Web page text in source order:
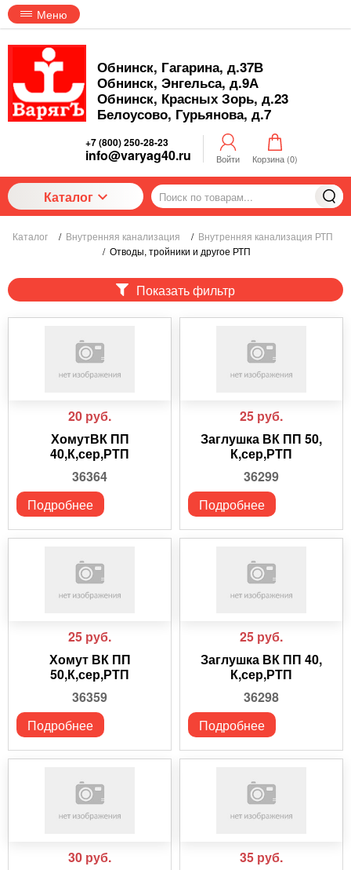
Меню
Обнинск, Гагарина, д.37В
Обнинск, Энгельса, д.9А
Обнинск, Красных Зорь, д.23
Белоусово, Гурьянова, д.7
+7 (800) 250-28-23
info@varyag40.ru Войти Корзина (0)
Каталог
Каталог / Внутренняя канализация / Внутренняя канализация РТП
/ Отводы, тройники и другое РТП
Показать фильтр
20 руб.
ХомутВК ПП
40,К,сер,РТП
36364
Подробнее
25 руб.
Заглушка ВК ПП 50,
К,сер,РТП
36299
Подробнее
25 руб.
Хомут ВК ПП
50,К,сер,РТП
36359
Подробнее
25 руб.
Заглушка ВК ПП 40,
К,сер,РТП
36298
Подробнее
30 руб.
35 руб.